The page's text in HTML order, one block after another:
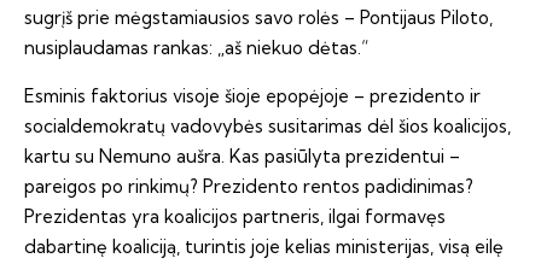
sugrįš prie mėgstamiausios savo rolės – Pontijaus Piloto,
nusiplaudamas rankas: „aš niekuo dėtas.“
Esminis faktorius visoje šioje epopėjoje – prezidento ir
socialdemokratų vadovybės susitarimas dėl šios koalicijos,
kartu su Nemuno aušra. Kas pasiūlyta prezidentui –
pareigos po rinkimų? Prezidento rentos padidinimas?
Prezidentas yra koalicijos partneris, ilgai formavęs
dabartinę koaliciją, turintis joje kelias ministerijas, visą eilę